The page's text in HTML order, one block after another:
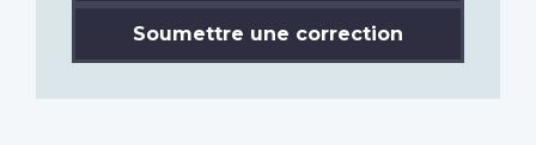
Soumettre une correction